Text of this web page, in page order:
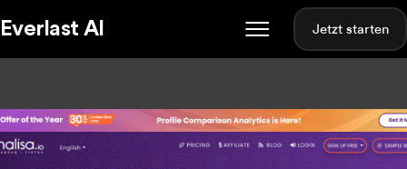
Everlast AI Jetzt starten